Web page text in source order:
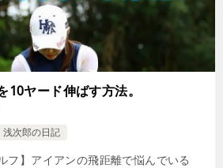
10ヤード伸ばす方法。
浅次郎の日記
フ】アイアンの飛距離で悩んでいる